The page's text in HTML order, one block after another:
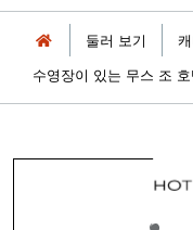
둘러 보기
수영장이 있는 무스 조 호